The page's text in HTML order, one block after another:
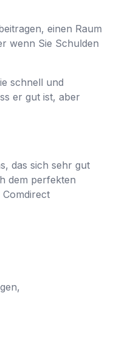
einen Raum
wenn Sie Schulden
schnell und
er gut ist, aber
das sich sehr gut
dem perfekten